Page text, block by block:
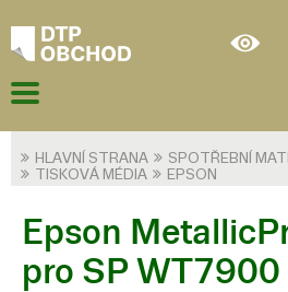
HLAVNÍ STRANA
SPOTŘEBNÍ
TISKOVÁ MÉDIA
EPSON
Epson
pro SP WT7900